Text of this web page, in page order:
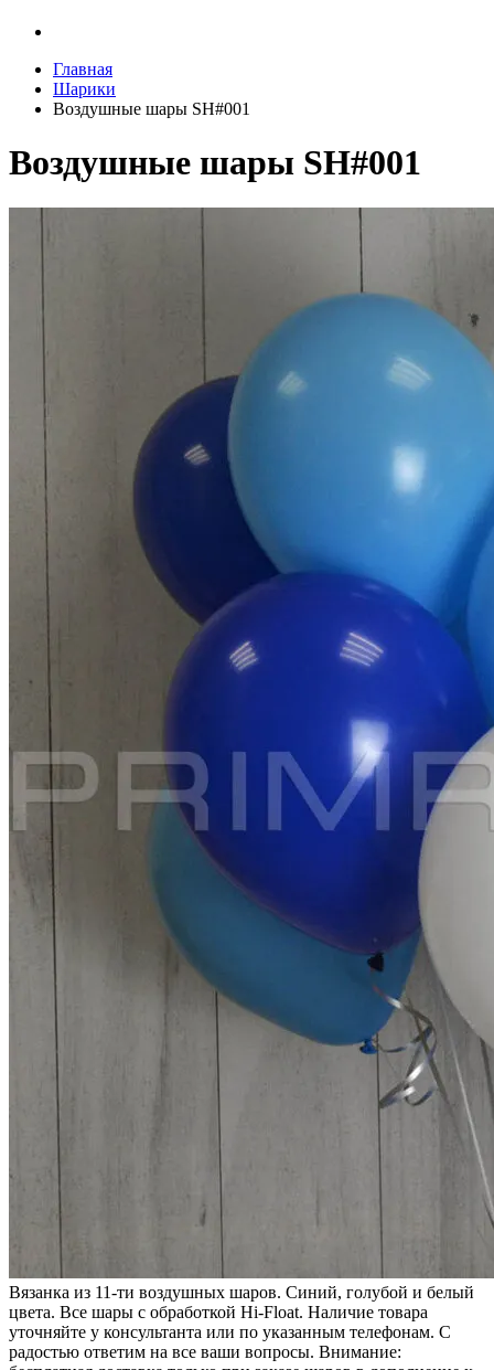
Главная
Шарики
Воздушные шары SH#001
Воздушные шары SH#001
Вязанка из 11-ти воздушных шаров. Синий, голубой и белый
цвета. Все шары с обработкой Hi-Float. Наличие товара
уточняйте у консультанта или по указанным телефонам. С
радостью ответим на все ваши вопросы. Внимание: